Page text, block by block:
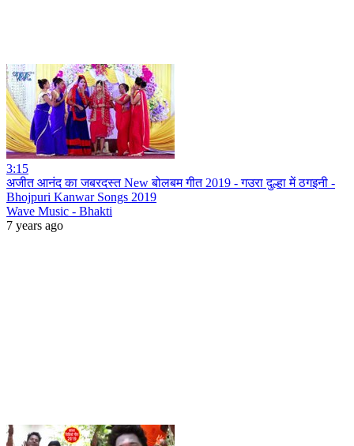
3:15
अजीत आनंद का जबरदस्त New बोलबम गीत 2019 - गउरा दुल्हा में ठगइनी -
Bhojpuri Kanwar Songs 2019
Wave Music - Bhakti
7 years ago